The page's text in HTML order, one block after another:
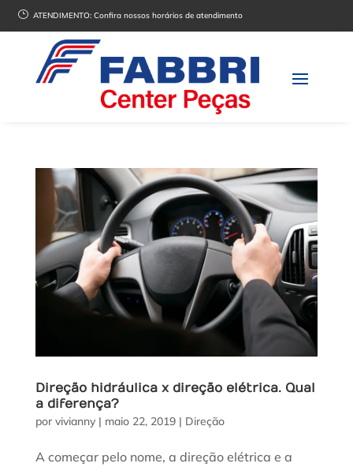
} ATENDIMENTO:Confira nossos horários de atendimento
Direção hidráulica x direção elétrica. Qual
a diferença?
por vivianny| maio 22, 2019| Direção
A começar pelo nome, a direção elétrica e a